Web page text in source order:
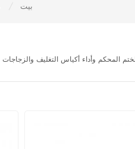
بيت